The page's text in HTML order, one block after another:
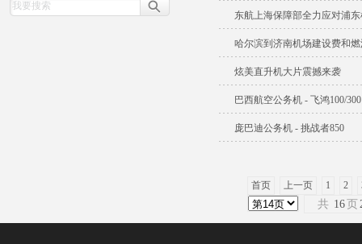
东航上海保障部全力应对浦
哈尔滨到济南机场建设费和
炫美直升机大片震撼来袭
巴西航空公务机 - 飞鸿100/300
庞巴迪公务机 - 挑战者850
首页 上一页 1 2
共 16 页